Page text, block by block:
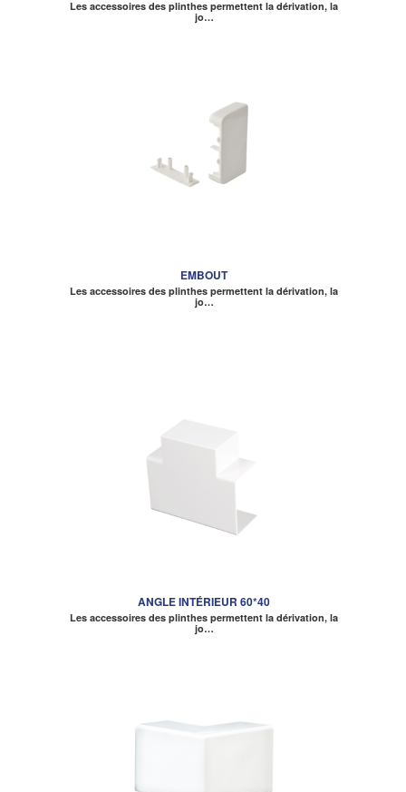
Les accessoires des plinthes permettent la dérivation, la
jo…
EMBOUT
Les accessoires des plinthes permettent la dérivation, la
jo…
ANGLE INTÉRIEUR 60*40
Les accessoires des plinthes permettent la dérivation, la
jo…